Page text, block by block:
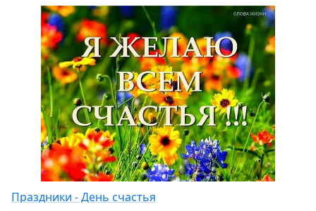
Праздники - День счастья